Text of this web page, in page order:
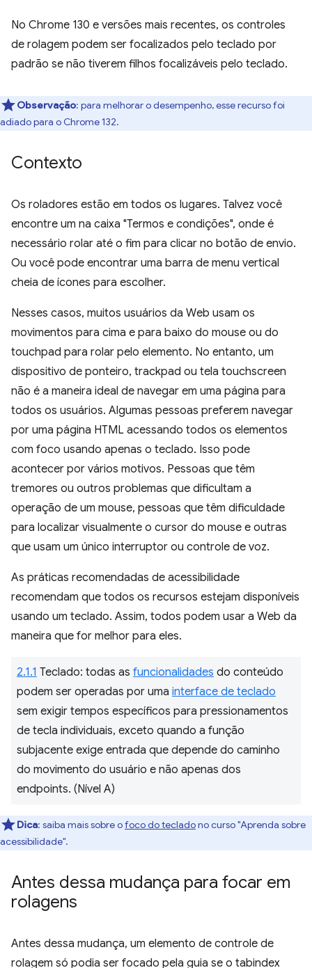
No Chrome 130 e versões mais recentes, os controles
de rolagem podem ser focalizados pelo teclado por
padrão se não tiverem filhos focalizáveis pelo teclado.
Observação: para melhorar o desempenho, esse recurso foi
adiado para o Chrome 132.
Contexto
Os roladores estão em todos os lugares. Talvez você
encontre um na caixa "Termos e condições", onde é
necessário rolar até o fim para clicar no botão de envio.
Ou você pode encontrar uma barra de menu vertical
cheia de ícones para escolher.
Nesses casos, muitos usuários da Web usam os
movimentos para cima e para baixo do mouse ou do
touchpad para rolar pelo elemento. No entanto, um
dispositivo de ponteiro, trackpad ou tela touchscreen
não é a maneira ideal de navegar em uma página para
todos os usuários. Algumas pessoas preferem navegar
por uma página HTML acessando todos os elementos
com foco usando apenas o teclado. Isso pode
acontecer por vários motivos. Pessoas que têm
tremores ou outros problemas que dificultam a
operação de um mouse, pessoas que têm dificuldade
para localizar visualmente o cursor do mouse e outras
que usam um único interruptor ou controle de voz.
As práticas recomendadas de acessibilidade
recomendam que todos os recursos estejam disponíveis
usando um teclado. Assim, todos podem usar a Web da
maneira que for melhor para eles.
2.1.1 Teclado: todas as funcionalidades do conteúdo
podem ser operadas por uma interface de teclado
sem exigir tempos específicos para pressionamentos
de tecla individuais, exceto quando a função
subjacente exige entrada que depende do caminho
do movimento do usuário e não apenas dos
endpoints. (Nível A)
Dica: saiba mais sobre ofoco do tecladono curso "Aprenda sobre
acessibilidade".
Antes dessa mudança para focar em
rolagens
Antes dessa mudança, um elemento de controle de
rolagem só podia ser focado pela guia se o tabindex